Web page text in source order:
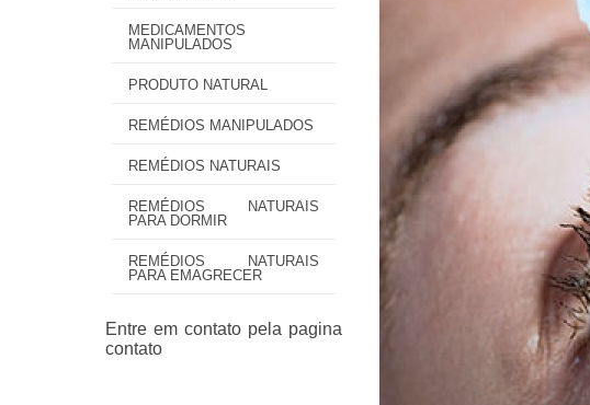
MEDICAMENTOS
MANIPULADOS
PRODUTO NATURAL
REMÉDIOS MANIPULADOS
REMÉDIOS NATURAIS
REMÉDIOS NATURAIS
PARA DORMIR
REMÉDIOS NATURAIS
PARA EMAGRECER